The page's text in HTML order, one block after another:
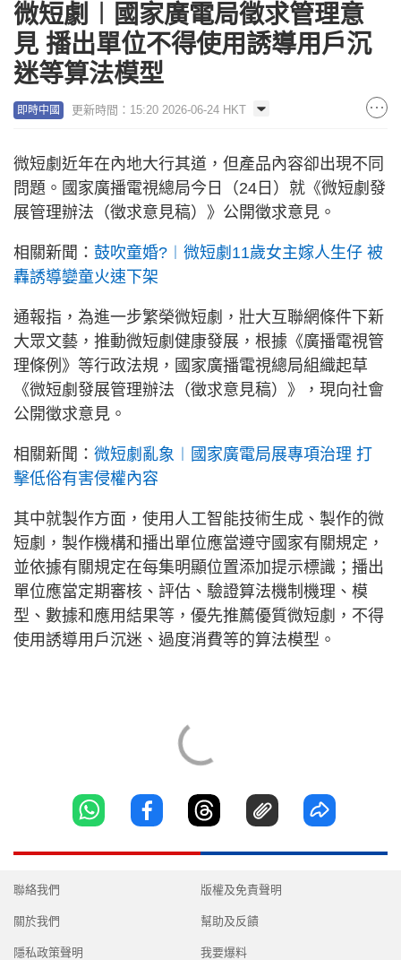
微短劇︱國家廣電局徵求管理意
見 播出單位不得使用誘導用戶沉
迷等算法模型
即時中國 更新時間：15:20 2026-06-24 HKT
微短劇近年在內地大行其道，但產品內容卻出現不同
問題。國家廣播電視總局今日（24日）就《微短劇發
展管理辦法（徵求意見稿）》公開徵求意見。
相關新聞： 鼓吹童婚?︱微短劇11歲女主嫁人生仔 被
轟誘導孌童火速下架
通報指，為進一步繁榮微短劇，壯大互聯網條件下新
大眾文藝，推動微短劇健康發展，根據《廣播電視管
理條例》等行政法規，國家廣播電視總局組織起草
《微短劇發展管理辦法（徵求意見稿）》，現向社會
公開徵求意見。
相關新聞： 微短劇亂象︱國家廣電局展專項治理 打
擊低俗有害侵權內容
其中就製作方面，使用人工智能技術生成、製作的微
短劇，製作機構和播出單位應當遵守國家有關規定，
並依據有關規定在每集明顯位置添加提示標識；播出
單位應當定期審核、評估、驗證算法機制機理、模
型、數據和應用結果等，優先推薦優質微短劇，不得
使用誘導用戶沉迷、過度消費等的算法模型。
聯絡我們
關於我們
隱私政策聲明
版權及免責聲明
幫助及反饋
我要爆料